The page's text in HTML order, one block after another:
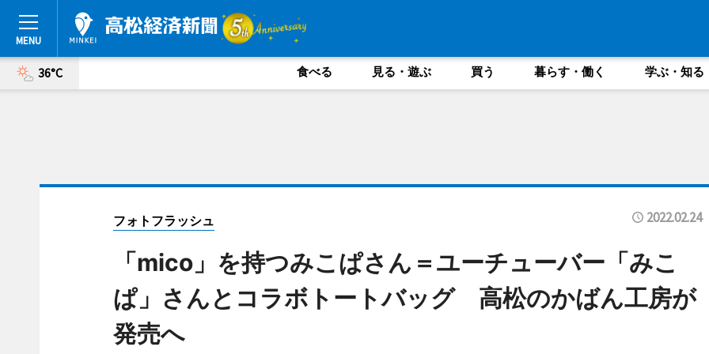
36°C 食べる 見る・遊ぶ 買う 暮らす・働く 学ぶ・知る
フォトフラッシュ 2022.02.24
「mico」を持つみこぱさん＝ユーチューバー「みこ
ぱ」さんとコラボトートバッグ 高松のかばん工房が
発売へ